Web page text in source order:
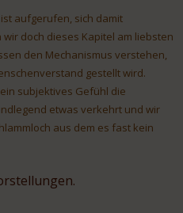
aufgerufen, sich damit
doch dieses Kapitel am liebsten
den Mechanismus verstehen,
gestellt wird.
subjektives Gefühl die
etwas verkehrt und wir
aus dem es fast kein